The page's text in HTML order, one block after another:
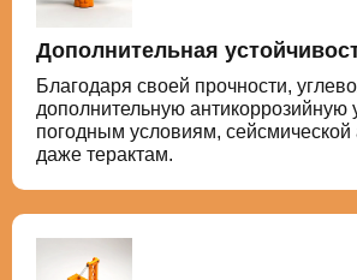
Дополнительная
Благодаря своей прочности,
дополнительную антикоррозийную
погодным условиям, сейсмической
даже терактам.